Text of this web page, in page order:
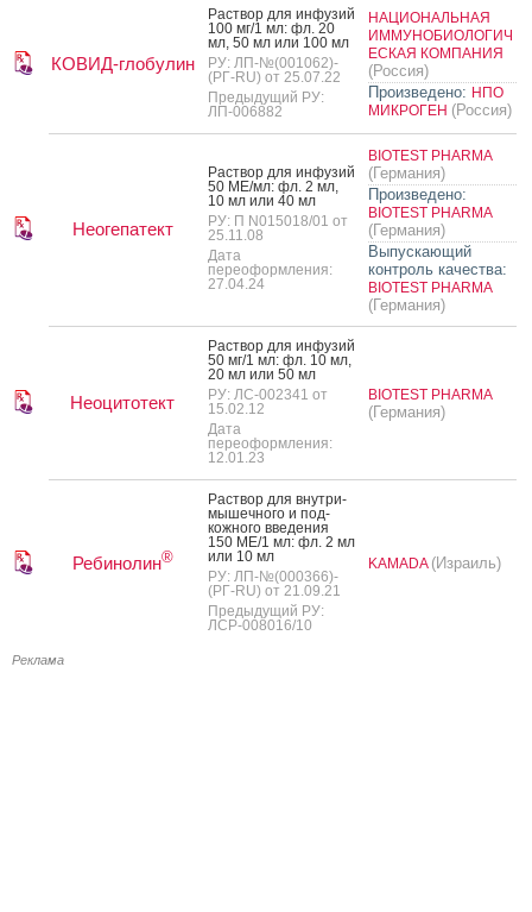
КОВИД-глобулин
Рас­твор для ин­фу­зий
100 мг/1 мл: фл. 20
мл, 50 мл или 100 мл
РУ: ЛП-№(001062)-
(РГ-RU) от 25.07.22
Предыдущий РУ:
ЛП-006882
НАЦИОНАЛЬНАЯ
ИММУНОБИОЛОГИЧ
ЕСКАЯ КОМПАНИЯ
(Россия)
Произведено: НПО
МИКРОГЕН (Россия)
Неогепатект
Рас­твор для ин­фу­зий
50 МЕ/мл: фл. 2 мл,
10 мл или 40 мл
РУ: П N015018/01 от
25.11.08
Дата
переоформления:
27.04.24
BIOTEST PHARMA
(Германия)
Произведено:
BIOTEST PHARMA
(Германия)
Выпускающий
контроль качества:
BIOTEST PHARMA
(Германия)
Неоцитотект
Рас­твор для ин­фу­зий
50 мг/1 мл: фл. 10 мл,
20 мл или 50 мл
РУ: ЛС-002341 от
15.02.12
Дата
переоформления:
12.01.23
BIOTEST PHARMA
(Германия)
Ребинолин®
Рас­твор для внут­ри­
мышеч­но­го и под­
кожно­го вве­дения
150 МЕ/1 мл: фл. 2 мл
или 10 мл
РУ: ЛП-№(000366)-
(РГ-RU) от 21.09.21
Предыдущий РУ:
ЛСР-008016/10
KAMADA (Израиль)
Реклама